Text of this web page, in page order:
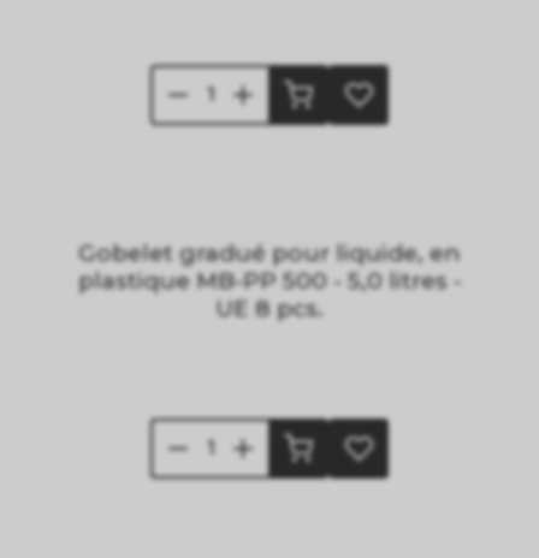
Gobelet gradué pour liquide, en
plastique MB-PP 500 - 5,0 litres -
UE 8 pcs.